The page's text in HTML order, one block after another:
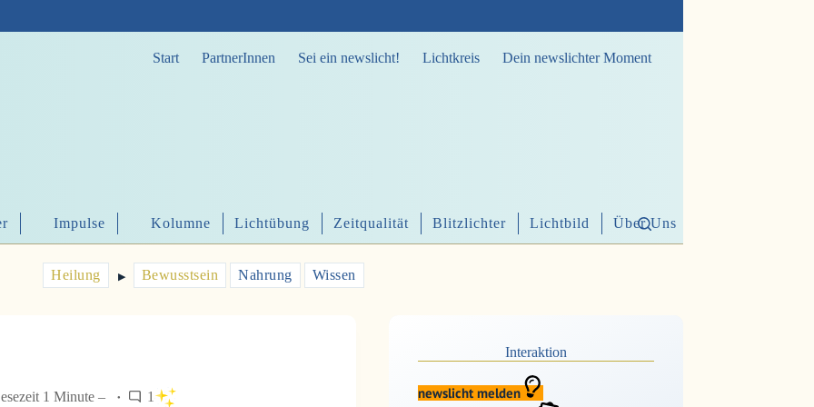
Start PartnerInnen Sei ein newslicht! Lichtkreis Dein newslichter Moment
Impulse Kolumne Lichtübung Zeitqualität Blitzlichter Lichtbild Über Uns
Heilung ▶︎ Bewusstsein Nahrung Wissen
1 Minute – 1
Interaktion
newslicht melden